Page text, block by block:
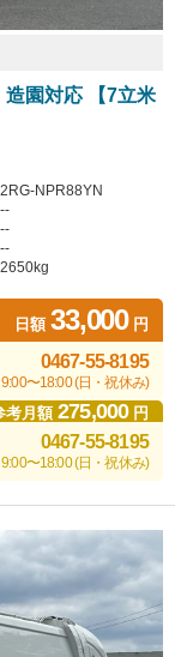
園対応 【7立米
2RG-NPR88YN
--
--
--
2650kg
日額33,000円
0467-55-8195
9:00〜18:00 (日・祝休み)
考月額275,000円
0467-55-8195
9:00〜18:00 (日・祝休み)